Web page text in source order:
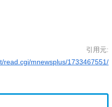
引用元:
read.cgi/mnewsplus/1733467551/